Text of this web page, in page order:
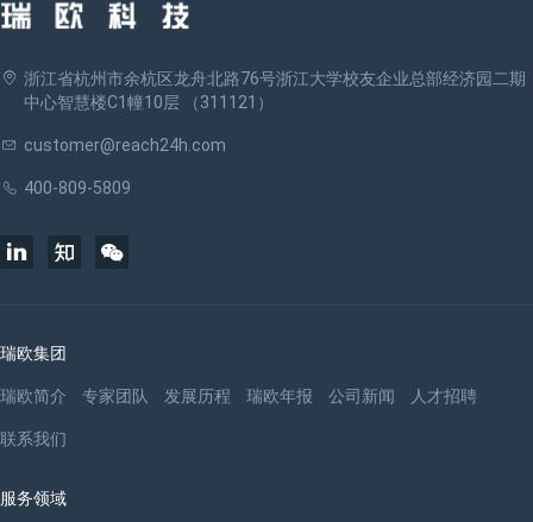
浙江省杭州市余杭区龙舟北路76号浙江大学校友企业总部经济园二期
中心智慧楼C1幢10层 （311121）
customer@reach24h.com
400-809-5809
瑞欧集团
瑞欧简介 专家团队 发展历程 瑞欧年报 公司新闻 人才招聘
联系我们
服务领域